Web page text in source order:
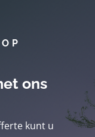
ons
kunt u